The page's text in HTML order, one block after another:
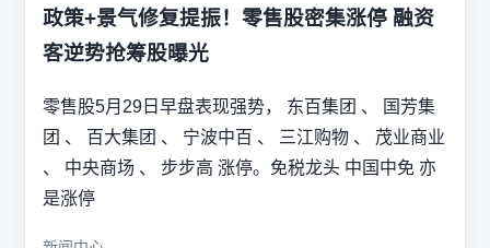
政策+景气修复提振！零售股密集涨停 融资
客逆势抢筹股曝光
零售股5月29日早盘表现强势， 东百集团 、 国芳集
团 、 百大集团 、 宁波中百 、 三江购物 、 茂业商业
、 中央商场 、 步步高 涨停。免税龙头 中国中免 亦
是涨停